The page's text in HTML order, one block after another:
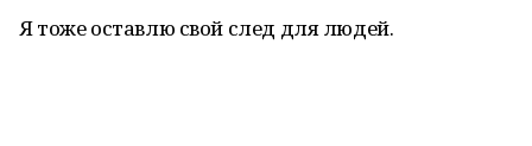
Я тоже оставлю свой след для людей.